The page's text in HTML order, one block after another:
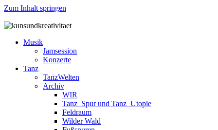
Zum Inhalt springen
Musik
Jamsession
Konzerte
Tanz
TanzWelten
Archiv
WIR
Tanz_Spur und Tanz_Utopie
Feldraum
Wilder Wald